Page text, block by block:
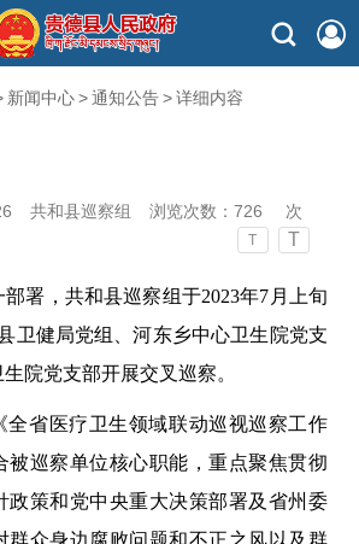
新闻中心 > 通知公告 > 详细内容
共和县巡察组 浏览次数：726 次
T T
部署，共和县巡察组于2023年7 月上旬
卫健局党组、河东乡中心卫生院党支
院党支部开展交叉巡察。
全省医疗卫生领域联动巡视巡察工作
被巡察单位核心职能，重点聚焦贯彻
政策和党中央重大决策部署及省州委